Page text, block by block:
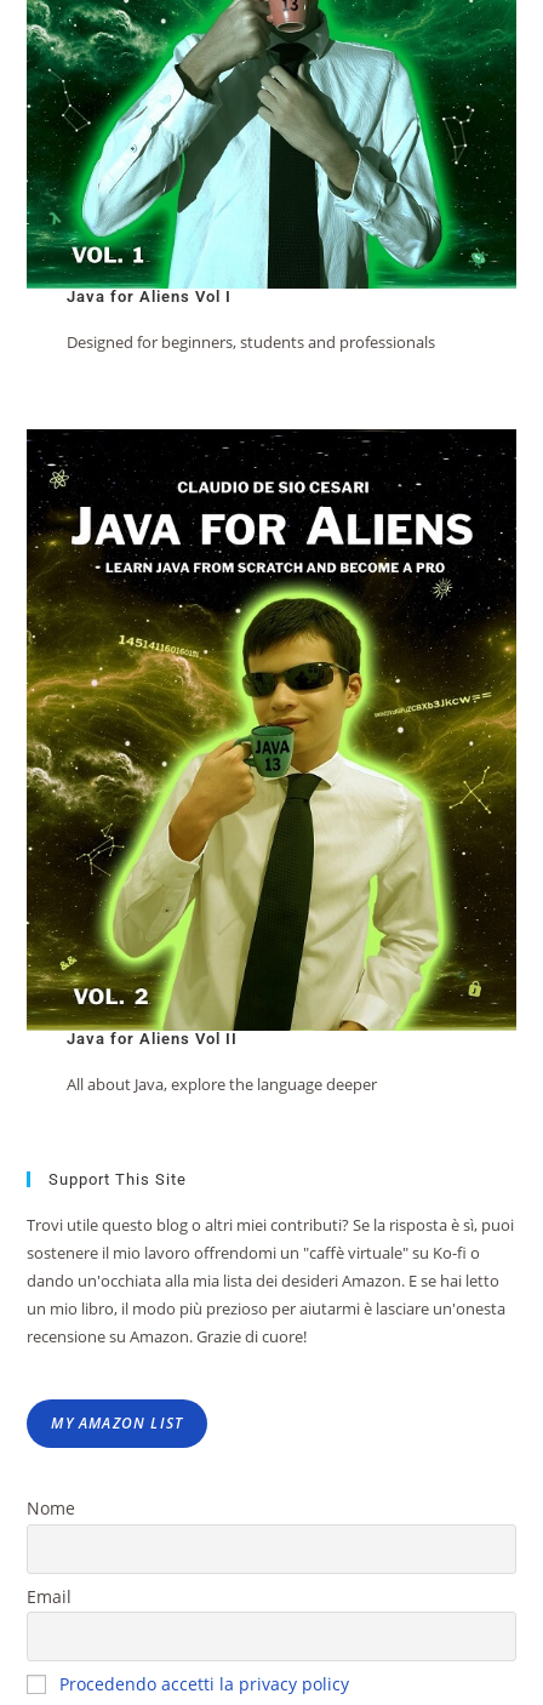
Java for Aliens Vol I
Designed for beginners, students and professionals
Java for Aliens Vol II
All about Java, explore the language deeper
Support This Site
Trovi utile questo blog o altri miei contributi? Se la risposta è sì, puoi
sostenere il mio lavoro offrendomi un "caffè virtuale" su Ko-fi o
dando un'occhiata alla mia lista dei desideri Amazon. E se hai letto
un mio libro, il modo più prezioso per aiutarmi è lasciare un'onesta
recensione su Amazon. Grazie di cuore!
MY AMAZON LIST
Nome
Email
Procedendo accetti la privacy policy